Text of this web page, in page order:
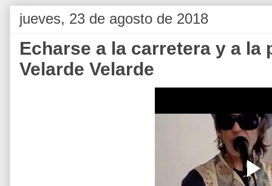
jueves, 23 de agosto de 2018
Echarse a la carretera y a la
Velarde Velarde